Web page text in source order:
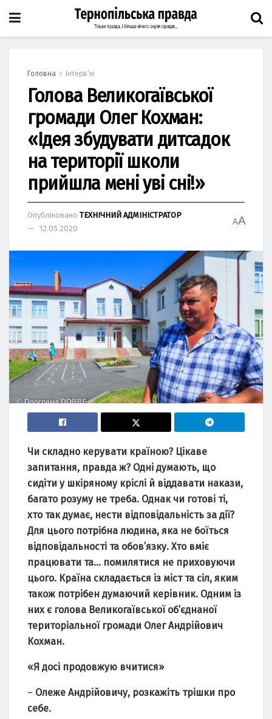
Головна Інтерв'ю
Голова Великогаївської
громади Олег Кохман:
«Ідея збудувати дитсадок
на території школи
прийшла мені уві сні!»
Опубліковано ТЕХНІЧНИЙ АДМІНІСТРАТОР
12.05.2020
AA
Чи складно керувати країною? Цікаве
запитання, правда ж? Одні думають, що
сидіти у шкіряному кріслі й віддавати накази,
багато розуму не треба. Однак чи готові ті,
хто так думає, нести відповідальність за дії?
Для цього потрібна людина, яка не боїться
відповідальності та обов’язку. Хто вміє
працювати та… помилятися не приховуючи
цього. Країна складається із міст та сіл, яким
також потрібен думаючий керівник. Одним із
них є голова Великогаївської об’єднаної
територіальної громади Олег Андрійович
Кохман.
«Я досі продовжую вчитися»
– Олеже Андрійовичу, розкажіть трішки про
себе.